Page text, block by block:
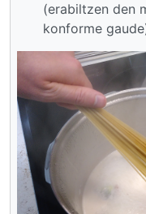
(erabiltzen den
konforme